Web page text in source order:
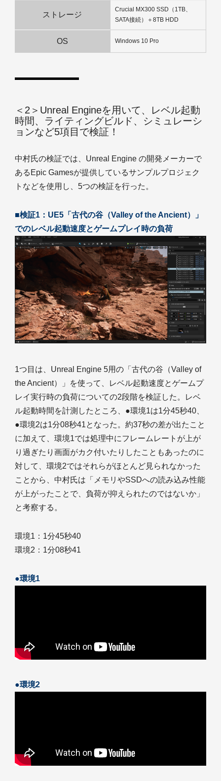
ストレージ
Crucial MX300 SSD（1TB、
SATA接続）＋8TB HDD
OS Windows 10 Pro
＜2＞Unreal Engineを用いて、レベル起動
時間、ライティングビルド、シミュレーシ
ョンなど5項目で検証！
中村氏の検証では、Unreal Engine の開発メーカーで
あるEpic Gamesが提供しているサンプルプロジェク
トなどを使用し、5つの検証を行った。
■検証1：UE5「古代の谷（Valley of the Ancient）」
でのレベル起動速度とゲームプレイ時の負荷
1つ目は、Unreal Engine 5用の「古代の谷（Valley of
the Ancient）」を使って、レベル起動速度とゲームプ
レイ実行時の負荷についての2段階を検証した。レベ
ル起動時間を計測したところ、●環境1は1分45秒40、
●環境2は1分08秒41となった。約37秒の差が出たこと
に加えて、環境1では処理中にフレームレートが上が
り過ぎたり画面がカク付いたりしたこともあったのに
対して、環境2ではそれらがほとんど見られなかった
ことから、中村氏は「メモリやSSDへの読み込み性能
が上がったことで、負荷が抑えられたのではないか」
と考察する。
環境1：1分45秒40
環境2：1分08秒41
●環境1
●環境2